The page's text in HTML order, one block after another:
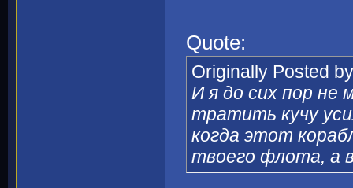
Quote:
Originally Posted
И я до сих пор не
тратить кучу
когда этот
твоего флота, а